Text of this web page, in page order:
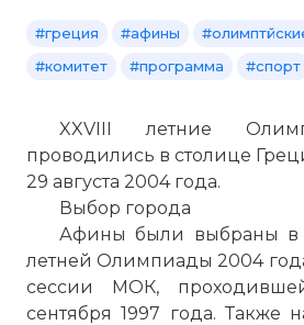
#греция #афины
#комитет
#программа #спорт
XXVIII летние
проводились в столице
29 августа 2004 года.
Выбор города
Афины были выбраны в
летней Олимпиады 2004
сессии МОК,
сентября 1997 года. Также